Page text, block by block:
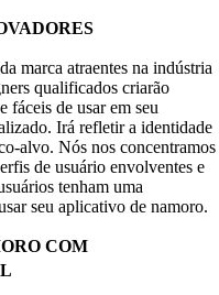
marca atraentes na indústria
qualificados criarão
fáceis de usar em seu
Irá refletir a identidade
alvo. Nós nos concentramos
de usuário envolventes e
tenham uma
seu aplicativo de namoro.
COM